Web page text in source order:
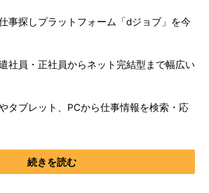
事探しプラットフォーム「dジョブ」を今
社員・正社員からネット完結型まで幅広い
タブレット、PCから仕事情報を検索・応
続きを読む